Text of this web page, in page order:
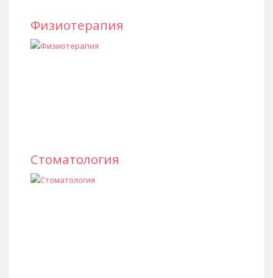
Физиотерапия
Стоматология